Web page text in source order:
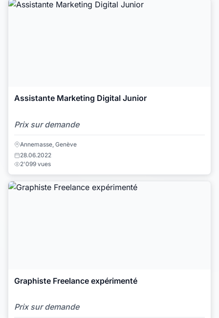
Assistante Marketing Digital Junior
Prix sur demande
Annemasse, Genève
28.06.2022
2'099 vues
Graphiste Freelance expérimenté
Prix sur demande